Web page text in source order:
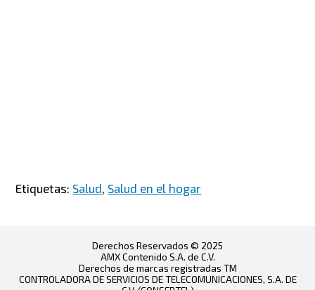
Etiquetas: Salud Salud en el hogar
Derechos Reservados © 2025
AMX Contenido S.A. de C.V.
Derechos de marcas registradas TM
CONTROLADORA DE SERVICIOS DE TELECOMUNICACIONES, S.A. DE